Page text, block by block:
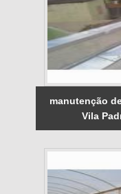
manutenção
Vila